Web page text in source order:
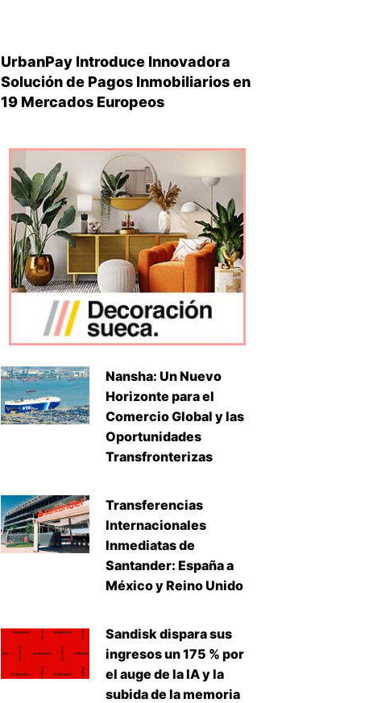
UrbanPay Introduce Innovadora
Solución de Pagos Inmobiliarios en
19 Mercados Europeos
Nansha: Un Nuevo
Horizonte para el
Comercio Global y las
Oportunidades
Transfronterizas
Transferencias
Internacionales
Inmediatas de
Santander: España a
México y Reino Unido
Sandisk dispara sus
ingresos un 175 % por
el auge de la IA y la
subida de la memoria